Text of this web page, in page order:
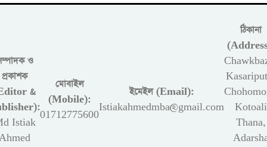
ও
প্রকাশক
&
Istiak
মোবাইল
(Mobile):
01712775600
ইমেইল (Email):
Istiakahmedmba@gmail.com
ঠিকানা
Kotoali
Thana,